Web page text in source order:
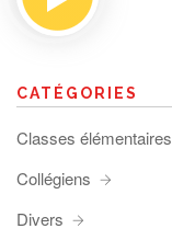
CATÉGORIES
Classes élémentaires
Collégiens
Divers